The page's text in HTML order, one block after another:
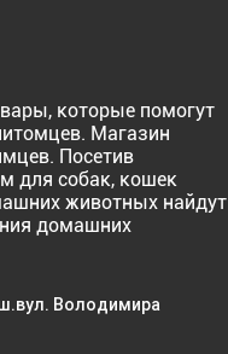
которые помогут
Магазин
Посетив
для собак, кошек
животных найдут
домашних
Володимира